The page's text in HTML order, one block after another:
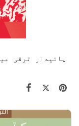
پائیدار ترقی